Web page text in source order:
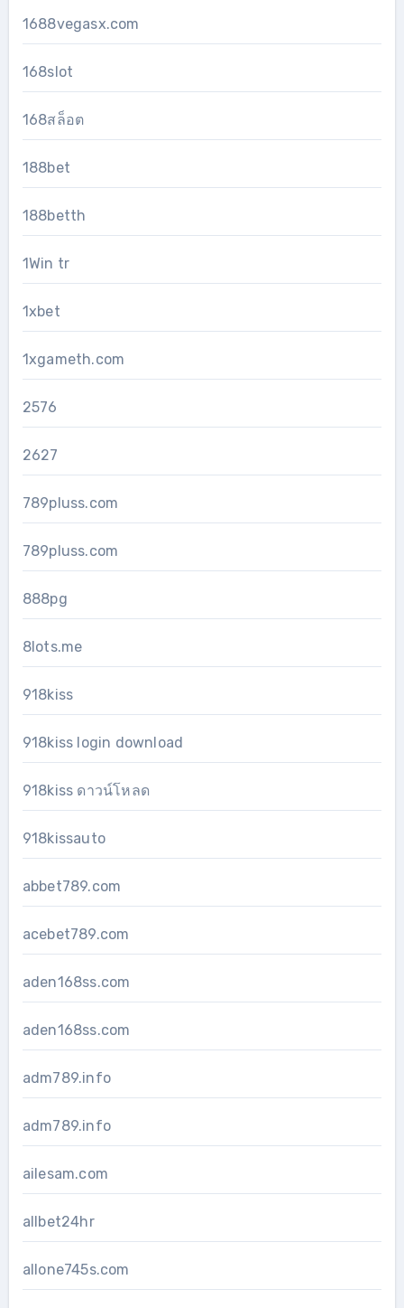
1688vegasx.com
168slot
168สล็อต
188bet
188betth
1Win tr
1xbet
1xgameth.com
2576
2627
789pluss.com
789pluss.com
888pg
8lots.me
918kiss
918kiss login download
918kiss ดาวน์โหลด
918kissauto
abbet789.com
acebet789.com
aden168ss.com
aden168ss.com
adm789.info
adm789.info
ailesam.com
allbet24hr
allone745s.com